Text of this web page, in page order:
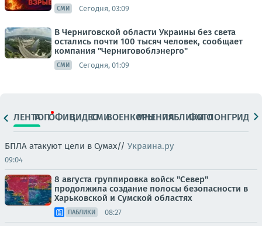
СМИ Сегодня, 03:09
В Черниговской области Украины без света
остались почти 100 тысяч человек, сообщает
компания "Черниговоблэнерго"
СМИ Сегодня, 01:09
ЛЕНТАТОПОФИЦ.ВИДЕОСМИВОЕНКОРЫМНЕНИЯПАБЛИКИ
ФОТОЛОНГРИДЫ
БПЛА атакуют цели в Сумах// Украина.ру
09:04
8 августа группировка войск "Север"
продолжила создание полосы безопасности в
Харьковской и Сумской областях
ПАБЛИКИ 08:27